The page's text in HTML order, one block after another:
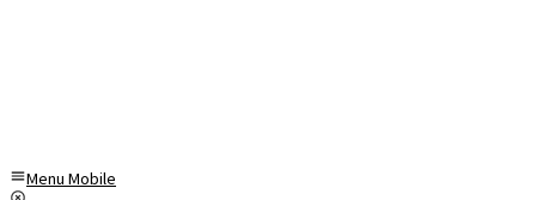
Menu Mobile